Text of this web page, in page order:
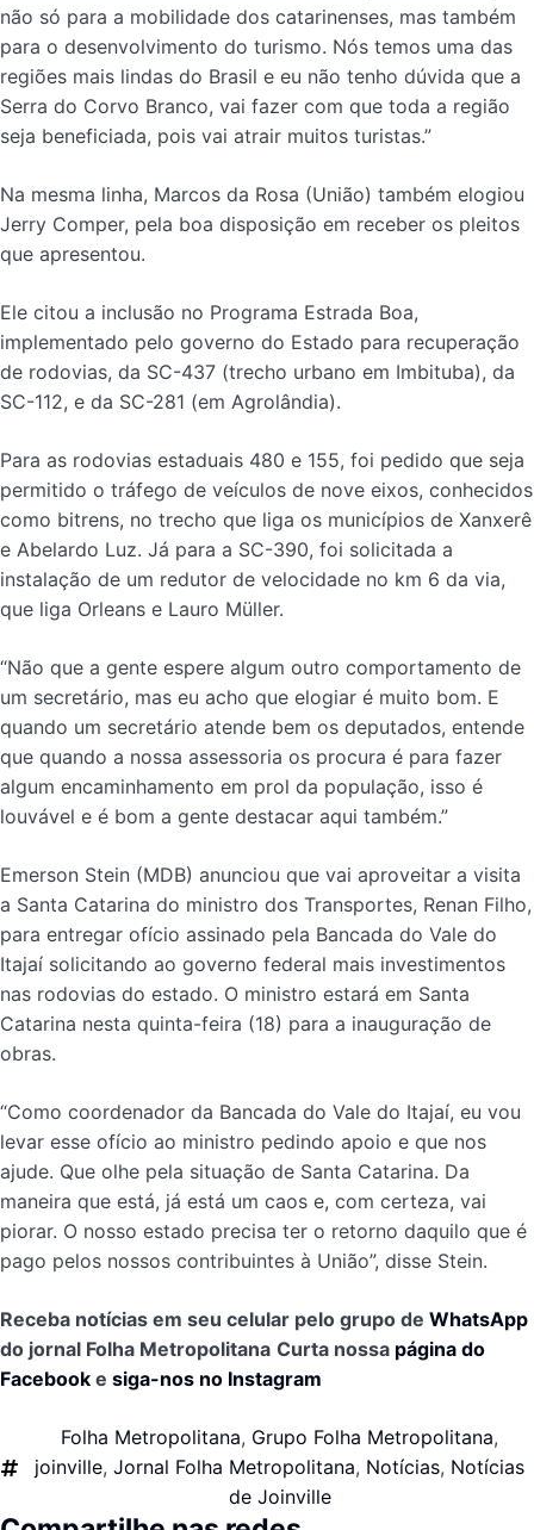
não só para a mobilidade dos catarinenses, mas também
para o desenvolvimento do turismo. Nós temos uma das
regiões mais lindas do Brasil e eu não tenho dúvida que a
Serra do Corvo Branco, vai fazer com que toda a região
seja beneficiada, pois vai atrair muitos turistas.”
Na mesma linha, Marcos da Rosa (União) também elogiou
Jerry Comper, pela boa disposição em receber os pleitos
que apresentou.
Ele citou a inclusão no Programa Estrada Boa,
implementado pelo governo do Estado para recuperação
de rodovias, da SC-437 (trecho urbano em Imbituba), da
SC-112, e da SC-281 (em Agrolândia).
Para as rodovias estaduais 480 e 155, foi pedido que seja
permitido o tráfego de veículos de nove eixos, conhecidos
como bitrens, no trecho que liga os municípios de Xanxerê
e Abelardo Luz. Já para a SC-390, foi solicitada a
instalação de um redutor de velocidade no km 6 da via,
que liga Orleans e Lauro Müller.
“Não que a gente espere algum outro comportamento de
um secretário, mas eu acho que elogiar é muito bom. E
quando um secretário atende bem os deputados, entende
que quando a nossa assessoria os procura é para fazer
algum encaminhamento em prol da população, isso é
louvável e é bom a gente destacar aqui também.”
Emerson Stein (MDB) anunciou que vai aproveitar a visita
a Santa Catarina do ministro dos Transportes, Renan Filho,
para entregar ofício assinado pela Bancada do Vale do
Itajaí solicitando ao governo federal mais investimentos
nas rodovias do estado. O ministro estará em Santa
Catarina nesta quinta-feira (18) para a inauguração de
obras.
“Como coordenador da Bancada do Vale do Itajaí, eu vou
levar esse ofício ao ministro pedindo apoio e que nos
ajude. Que olhe pela situação de Santa Catarina. Da
maneira que está, já está um caos e, com certeza, vai
piorar. O nosso estado precisa ter o retorno daquilo que é
pago pelos nossos contribuintes à União”, disse Stein.
Receba notícias em seu celular pelo grupo de WhatsApp
do jornal Folha Metropolitana Curta nossa página do
Facebook e siga-nos no Instagram
Folha Metropolitana, Grupo Folha Metropolitana,
joinville, Jornal Folha Metropolitana, Notícias, Notícias
de Joinville